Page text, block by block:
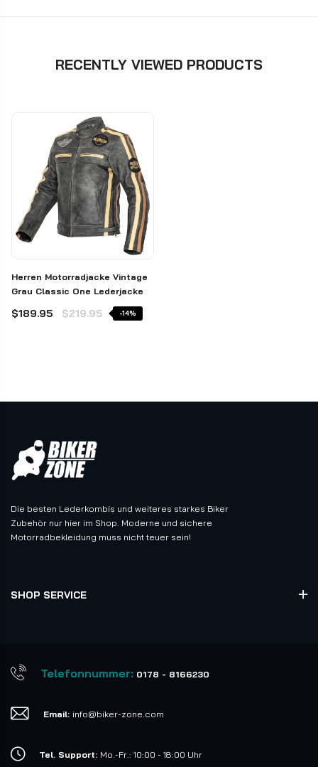
RECENTLY VIEWED PRODUCTS
Herren Motorradjacke Vintage
Grau Classic One Lederjacke
$189.95 $219.95 -14%
Die besten Lederkombis und weiteres starkes Biker
Zubehör nur hier im Shop. Moderne und sichere
Motorradbekleidung muss nicht teuer sein!
SHOP SERVICE
Telefonnummer: 0178 - 8166230
Email: info@biker-zone.com
Tel. Support: Mo.-Fr.: 10:00 - 18:00 Uhr